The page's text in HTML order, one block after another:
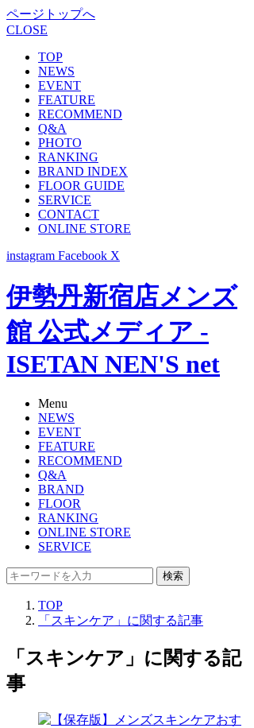
ページトップへ
CLOSE
TOP
NEWS
EVENT
FEATURE
RECOMMEND
Q&A
PHOTO
RANKING
BRAND INDEX
FLOOR GUIDE
SERVICE
CONTACT
ONLINE STORE
instagram Facebook X
伊勢丹新宿店メンズ
館 公式メディア -
ISETAN NEN'S net
Menu
NEWS
EVENT
FEATURE
RECOMMEND
Q&A
BRAND
FLOOR
RANKING
ONLINE STORE
SERVICE
検索
TOP
「スキンケア」に関する記事
「スキンケア」に関する記
事